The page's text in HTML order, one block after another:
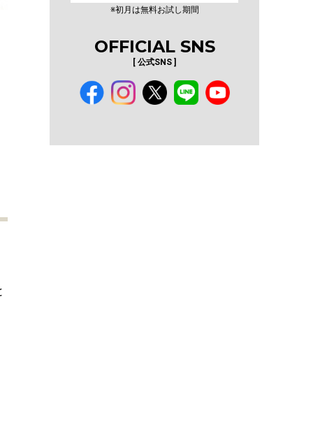
※初月は無料お試し期間
OFFICIAL SNS
[ 公式SNS ]